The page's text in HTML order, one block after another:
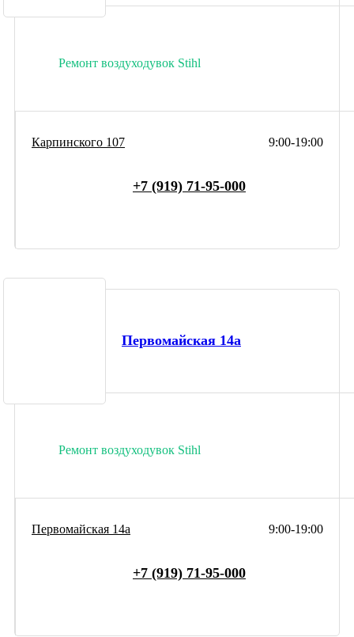
Ремонт воздуходувок Stihl
9:00-19:00
Карпинского 107
+7 (919) 71-95-000
Первомайская 14а
Ремонт воздуходувок Stihl
9:00-19:00
Первомайская 14а
+7 (919) 71-95-000